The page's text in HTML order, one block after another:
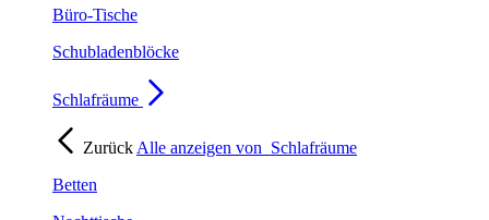
Büro-Tische
Schubladenblöcke
Schlafräume
Zurück Alle anzeigen von Schlafräume
Betten